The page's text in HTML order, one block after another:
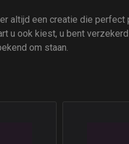
altijd een creatie die perfect
u ook kiest, u bent
om staan.